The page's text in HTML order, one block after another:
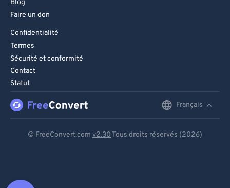
Blog
Faire un don
Confidentialité
Termes
Sécurité et conformité
Contact
Statut
Français
© FreeConvert.com v2.30 Tous droits réservés (2026)